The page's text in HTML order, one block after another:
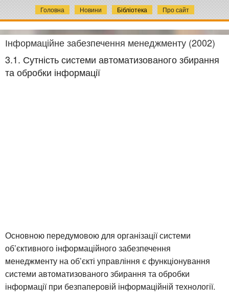
Головна Новини Бібліотека Про сайт
Інформаційне забезпечення менеджменту (2002)
3.1. Сутність системи автоматизованого збирання
та обробки інформації
Основною передумовою для організації системи
об’єктивного інформаційного забезпечення
менеджменту на об’єкті управління є функціонування
системи автоматизованого збирання та обробки
інформації при безпаперовій інформаційній технології.